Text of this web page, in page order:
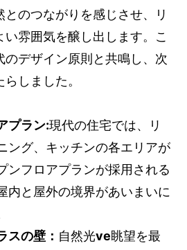
のつながりを感じさせ、リ
雰囲気を醸し出します。こ
デザイン原則と共鳴し、次
しました。
プラン:現代の住宅では、リ
ング、キッチンの各エリアが
ンフロアプランが採用される
内と屋外の境界があいまいに
スの壁： 自然光ve眺望を最